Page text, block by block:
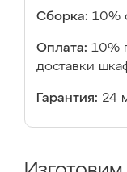
Сборка: 10%
Оплата: 10%
доставки
Гарантия: 24